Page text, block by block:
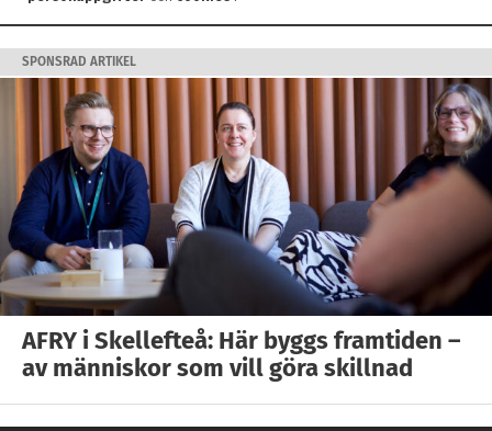
SPONSRAD ARTIKEL
AFRY i Skellefteå: Här byggs framtiden –
av människor som vill göra skillnad